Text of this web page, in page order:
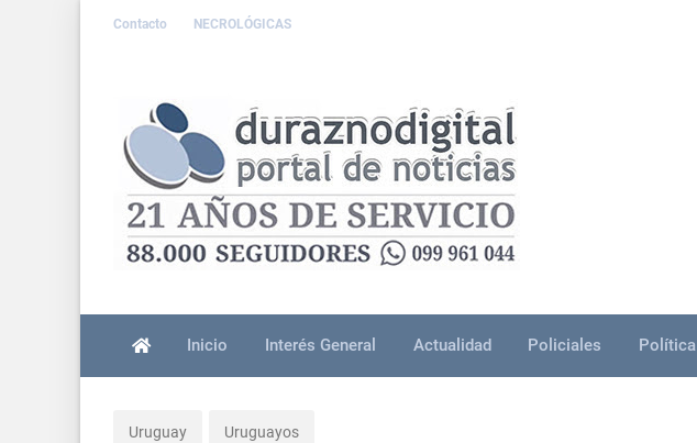
Contacto NECROLÓGICAS
Inicio Interés General Actualidad Policiales Política
Uruguay Uruguayos